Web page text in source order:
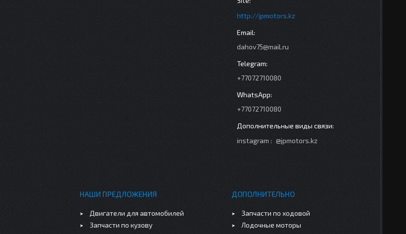
http://jpmotors.kz
dahov75@mail.ru
+77072710080
+77072710080
instagram @jpmotors.kz
НАШИ ПРЕДЛОЖЕНИЯ
Двигатели для автомобилей
Запчасти по кузову
ДОПОЛНИТЕЛЬНО
Запчасти по ходовой
Лодочные моторы